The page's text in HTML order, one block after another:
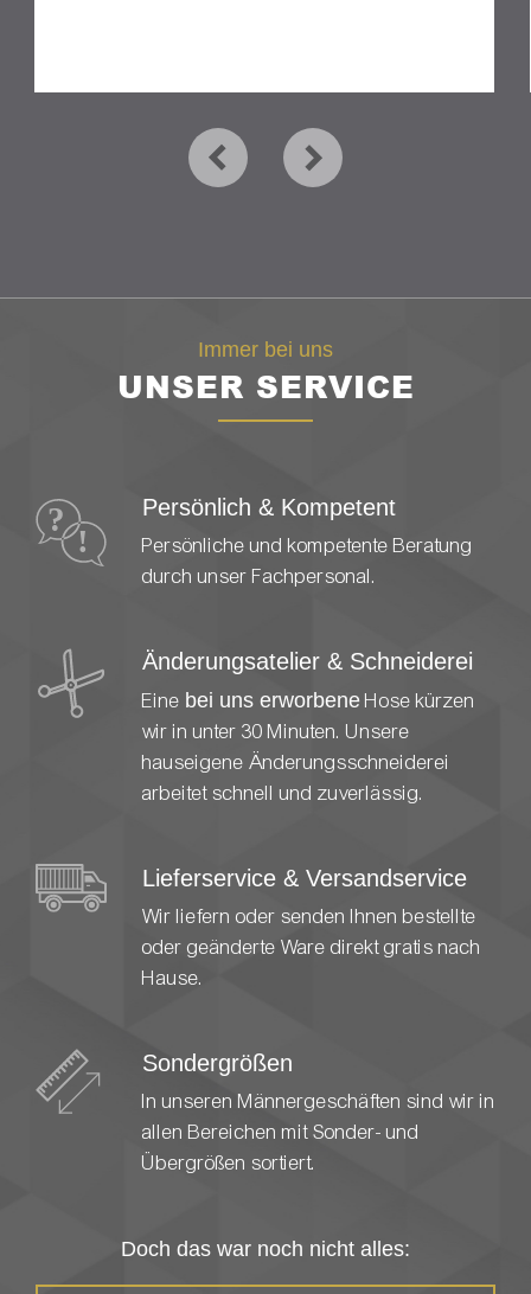
Immer bei uns
UNSER SERVICE
Persönlich & Kompetent
Persönliche und kompetente Beratung
durch unser Fachpersonal.
Änderungsatelier & Schneiderei
Eine bei uns erworbene Hose kürzen
wir in unter 30 Minuten. Unsere
hauseigene Änderungsschneiderei
arbeitet schnell und zuverlässig.
Lieferservice & Versandservice
Wir liefern oder senden Ihnen bestellte
oder geänderte Ware direkt gratis nach
Hause.
Sondergrößen
In unseren Männergeschäften sind wir in
allen Bereichen mit Sonder- und
Übergrößen sortiert.
Doch das war noch nicht alles: